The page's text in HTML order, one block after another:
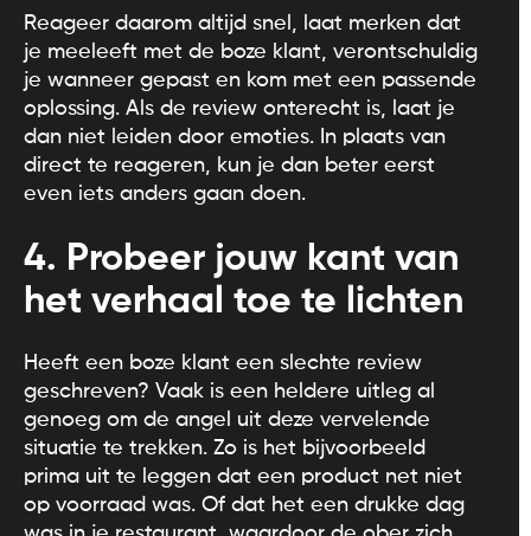
Reageer daarom altijd snel, laat merken dat
je meeleeft met de boze klant, verontschuldig
je wanneer gepast en kom met een passende
oplossing. Als de review onterecht is, laat je
dan niet leiden door emoties. In plaats van
direct te reageren, kun je dan beter eerst
even iets anders gaan doen.
4. Probeer jouw kant van
het verhaal toe te lichten
Heeft een boze klant een slechte review
geschreven? Vaak is een heldere uitleg al
genoeg om de angel uit deze vervelende
situatie te trekken. Zo is het bijvoorbeeld
prima uit te leggen dat een product net niet
op voorraad was. Of dat het een drukke dag